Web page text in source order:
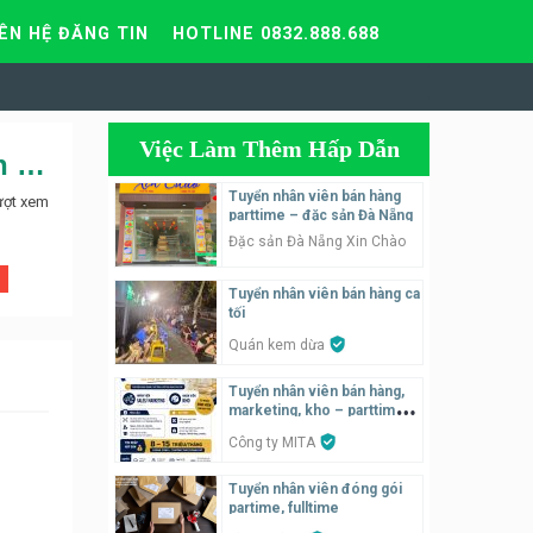
HỆ ĐĂNG TIN HOTLINE 0832.888.688
Shop Thời Trang Adam and Violet Shop tuyển nhân viên bán hàng
xem
Việc Làm Thêm Hấp Dẫn
Tuyển nhân viên bán hàng
parttime – đặc sản Đà Nẵng
Đặc sản Đà Nẵng Xin Chào
Tuyển nhân viên bán hàng ca
tối
Quán kem dừa
Tuyển nhân viên bán hàng,
marketing, kho – parttime,
Công ty MITA
Tuyển nhân viên đóng gói
partime, fulltime